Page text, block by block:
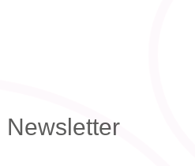
Newsletter